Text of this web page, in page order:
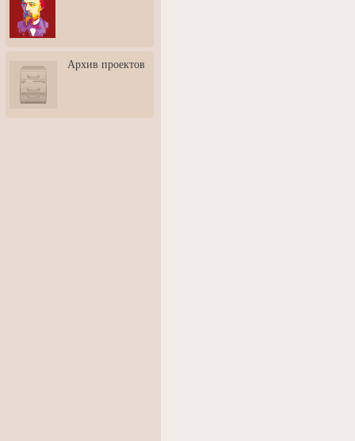
3: Обусловленности
человека и их влияние на
карьеру
скульптором Дмитрием
Тугариновым
АртБульвар в День города
Архив проектов